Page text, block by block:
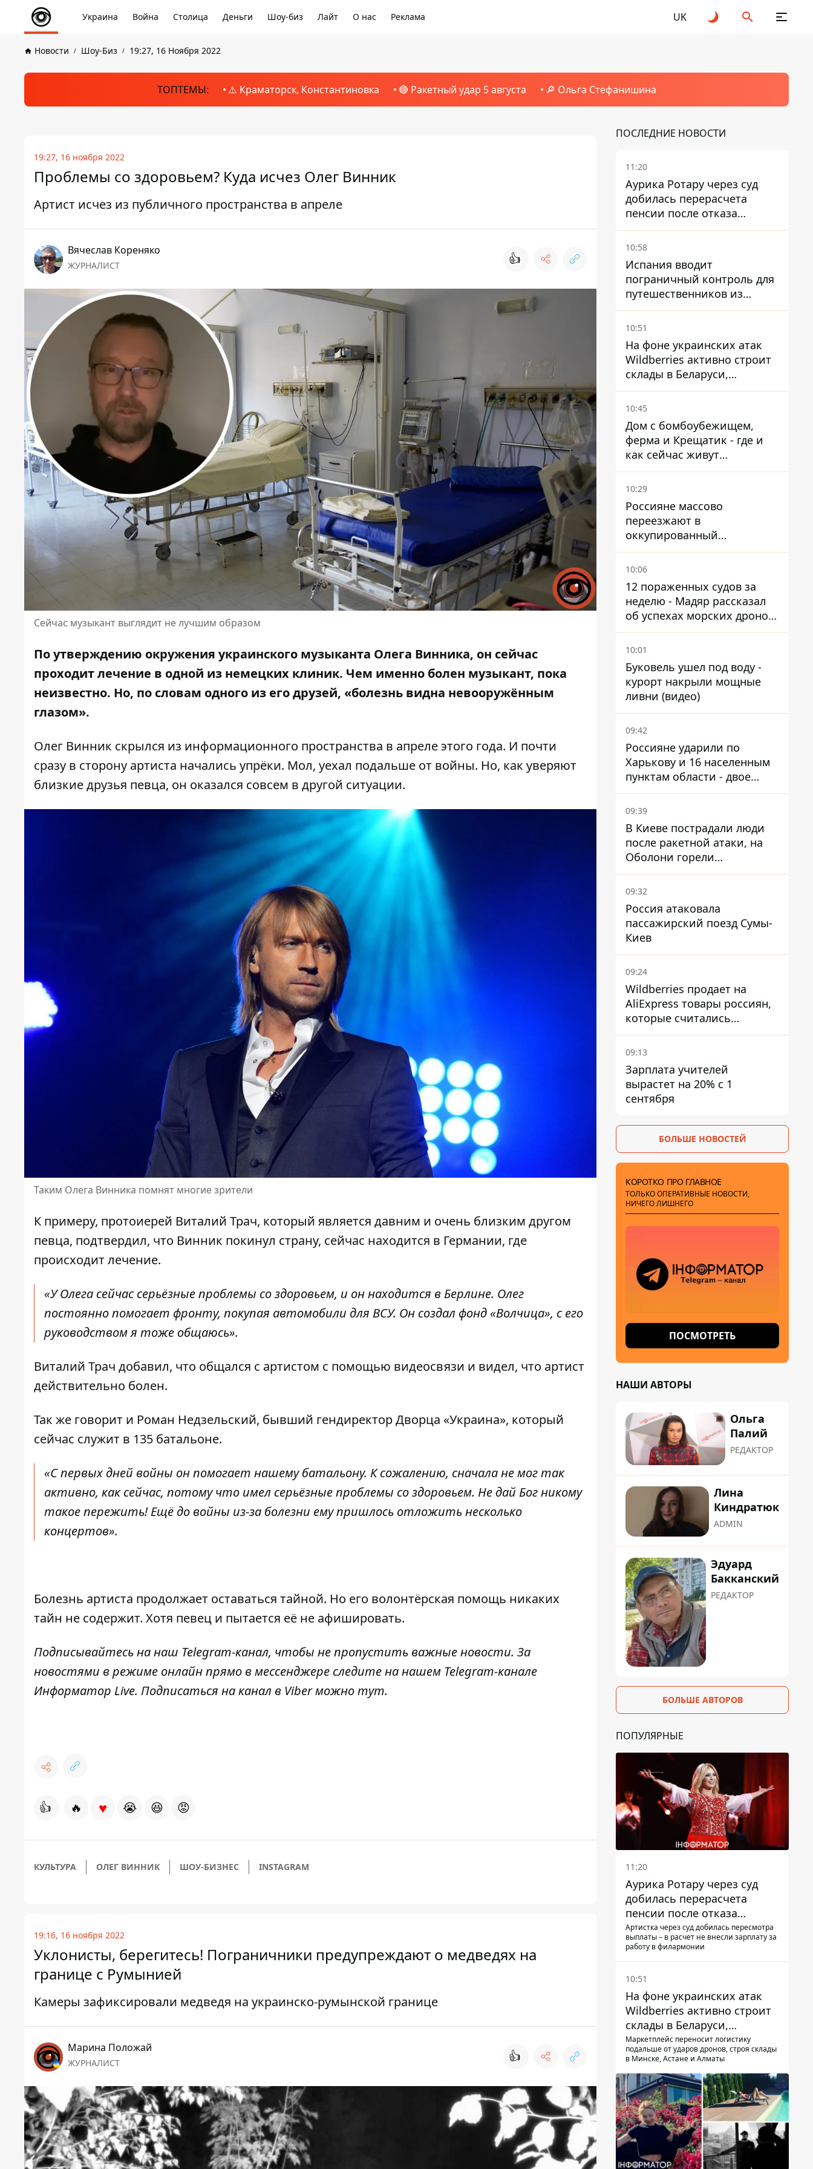
Украина Война Столица Деньги Шоу-биз Лайт О нас Реклама UK
Новости Шоу-Биз 19:27, 16 Ноября 2022
ТОПТЕМЫ: ⚠️ Краматорск, Константиновка 🔴 Ракетный удар 5 августа 🔎 Ольга Стефанишина
19:27, 16 ноября 2022
Проблемы со здоровьем? Куда исчез Олег Винник
Артист исчез из публичного пространства в апреле
Вячеслав Кореняко
ЖУРНАЛИСТ 👍
Сейчас музыкант выглядит не лучшим образом
По утверждению окружения украинского музыканта Олега Винника, он сейчас
проходит лечение в одной из немецких клиник. Чем именно болен музыкант, пока
неизвестно. Но, по словам одного из его друзей, «болезнь видна невооружённым
глазом».
Олег Винник скрылся из информационного пространства в апреле этого года. И почти
сразу в сторону артиста начались упрёки. Мол, уехал подальше от войны. Но, как уверяют
близкие друзья певца, он оказался совсем в другой ситуации.
Таким Олега Винника помнят многие зрители
К примеру, протоиерей Виталий Трач, который является давним и очень близким другом
певца, подтвердил, что Винник покинул страну, сейчас находится в Германии, где
происходит лечение.
«У Олега сейчас серьёзные проблемы со здоровьем, и он находится в Берлине. Олег
постоянно помогает фронту, покупая автомобили для ВСУ. Он создал фонд «Волчица», с его
руководством я тоже общаюсь».
Виталий Трач добавил, что общался с артистом с помощью видеосвязи и видел, что артист
действительно болен.
Так же говорит и Роман Недзельский, бывший гендиректор Дворца «Украина», который
сейчас служит в 135 батальоне.
«С первых дней войны он помогает нашему батальону. К сожалению, сначала не мог так
активно, как сейчас, потому что имел серьёзные проблемы со здоровьем. Не дай Бог никому
такое пережить! Ещё до войны из-за болезни ему пришлось отложить несколько
концертов».
Болезнь артиста продолжает оставаться тайной. Но его волонтёрская помощь никаких
тайн не содержит. Хотя певец и пытается её не афишировать.
Подписывайтесь на наш Telegram-канал, чтобы не пропустить важные новости. За
новостями в режиме онлайн прямо в мессенджере следите на нашем Telegram-канале
Информатор Live. Подписаться на канал в Viber можнотут.
👍 🔥 ♥ 😭 😆 😡
КУЛЬТУРА ОЛЕГ ВИННИК ШОУ-БИЗНЕС INSTAGRAM
19:16, 16 ноября 2022
Уклонисты, берегитесь! Пограничники предупреждают о медведях на
границе с Румынией
Камеры зафиксировали медведя на украинско-румынской границе
Марина Положай
ЖУРНАЛИСТ 👍
ПОСЛЕДНИЕ НОВОСТИ
11:20
Аурика Ротару через суд
добилась перерасчета
пенсии после отказа
Пенсионного фонда
10:58
Испания вводит
пограничный контроль для
путешественников из
Италии из-за
миграционного конфликта
10:51
На фоне украинских атак
Wildberries активно строит
склады в Беларуси,
Казахстане, Узбекистане
10:45
Дом с бомбоубежищем,
ферма и Крещатик - где и
как сейчас живут
украинские знаменитости
10:29
Россияне массово
переезжают в
оккупированный
Мариуполь, а местных
оставляют без жилья
10:06
12 пораженных судов за
неделю - Мадяр рассказал
об успехах морских дронов
в Черном и Азовском морях
10:01
Буковель ушел под воду -
курорт накрыли мощные
ливни (видео)
09:42
Россияне ударили по
Харькову и 16 населенным
пунктам области - двое
погибших
09:39
В Киеве пострадали люди
после ракетной атаки, на
Оболони горели
резервуары с топливом
09:32
Россия атаковала
пассажирский поезд Сумы-
Киев
09:24
Wildberries продает на
AliExpress товары россиян,
которые считались
уничтоженными на складах
09:13
Зарплата учителей
вырастет на 20% с 1
сентября
БОЛЬШЕ НОВОСТЕЙ
КОРОТКО ПРО ГЛАВНОЕ
ТОЛЬКО ОПЕРАТИВНЫЕ НОВОСТИ,
НИЧЕГО ЛИШНЕГО
ПОСМОТРЕТЬ
НАШИ АВТОРЫ
Ольга
Палий
РЕДАКТОР
Лина
Киндратюк
ADMIN
Эдуард
Бакканский
РЕДАКТОР
БОЛЬШЕ АВТОРОВ
ПОПУЛЯРНЫЕ
11:20
Аурика Ротару через суд
добилась перерасчета
пенсии после отказа
Пенсионного фонда
Артистка через суд добилась пересмотра
выплаты – в расчет не внесли зарплату за
работу в филармонии
10:51
На фоне украинских атак
Wildberries активно строит
склады в Беларуси,
Казахстане, Узбекистане
Маркетплейс переносит логистику
подальше от ударов дронов, строя склады
в Минске, Астане и Алматы